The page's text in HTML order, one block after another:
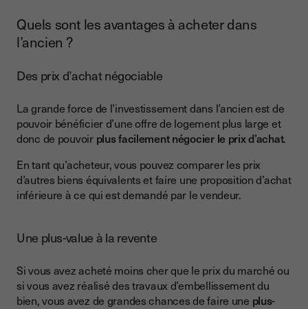
Quels sont les avantages à acheter dans
l’ancien ?
Des prix d’achat négociable
La grande force de l’investissement dans l’ancien est de
pouvoir bénéficier d’une offre de logement plus large et
donc de pouvoir plus facilement négocier le prix d’achat.
En tant qu’acheteur, vous pouvez comparer les prix
d’autres biens équivalents et faire une proposition d’achat
inférieure à ce qui est demandé par le vendeur.
Une plus-value à la revente
Si vous avez acheté moins cher que le prix du marché ou
si vous avez réalisé des travaux d’embellissement du
bien, vous avez de grandes chances de faire une plus-